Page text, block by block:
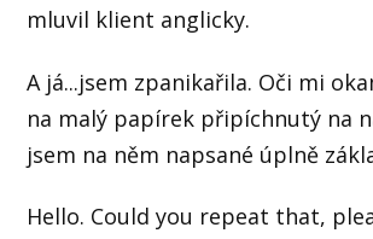
mluvil klient anglicky.
A já...jsem zpanikařila. Oči mi
na malý papírek připíchnutý na
jsem na něm napsané úplně
Hello. Could you repeat that,